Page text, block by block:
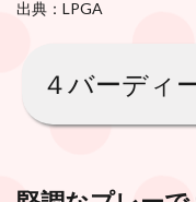
出典：LPGA
４バーディ